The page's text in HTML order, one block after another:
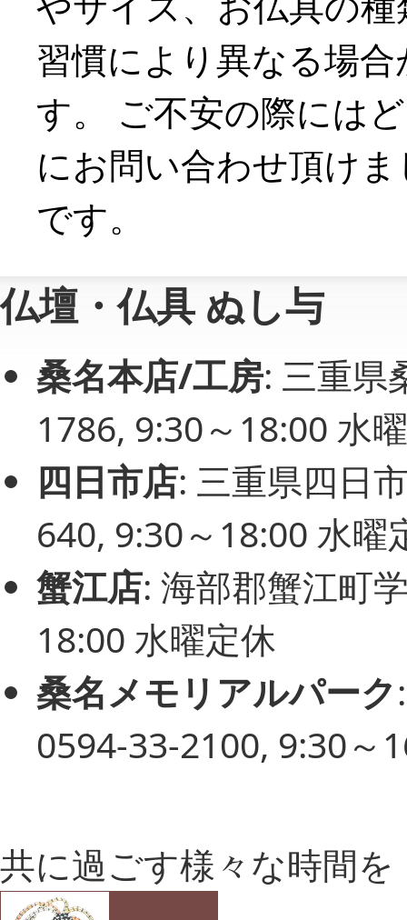
習慣により異なる場
す。 ご不安の際には
にお問い合わせ頂け
です。
仏壇・仏具 ぬし与
桑名本店/工房: 三重県
1786, 9:30～18:00 水
四日市店: 三重県四日
640, 9:30～18:00 水曜
蟹江店: 海部郡蟹江町
18:00 水曜定休
桑名メモリアルパーク
0594-33-2100, 9:30～
共に過ごす様々な時間を